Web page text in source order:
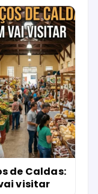
de Caldas:
visitar